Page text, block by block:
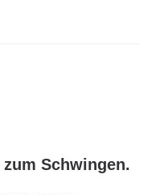
Schwingen.